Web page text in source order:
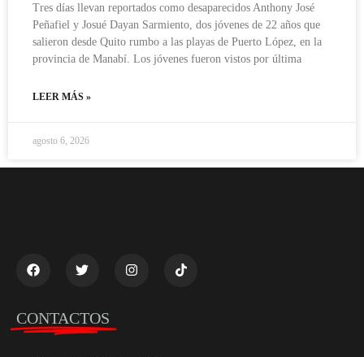
Tres días llevan reportados como desaparecidos Anthony José
Peñafiel y Josué Dayan Sarmiento, dos jóvenes de 22 años que
salieron desde Quito rumbo a las playas de Puerto López, en la
provincia de Manabí. Los jóvenes fueron vistos por última
LEER MÁS »
agosto 6, 2026
CONTACTOS